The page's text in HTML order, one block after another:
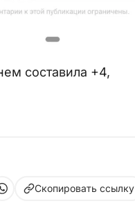
составила +4,
Скопировать ссылку